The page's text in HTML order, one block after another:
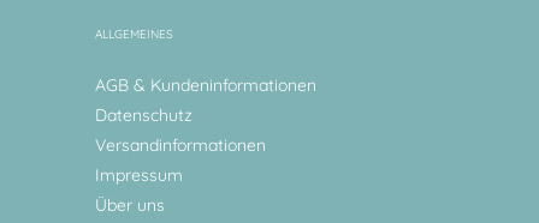
ALLGEMEINES
AGB & Kundeninformationen
Datenschutz
Versandinformationen
Impressum
Über uns